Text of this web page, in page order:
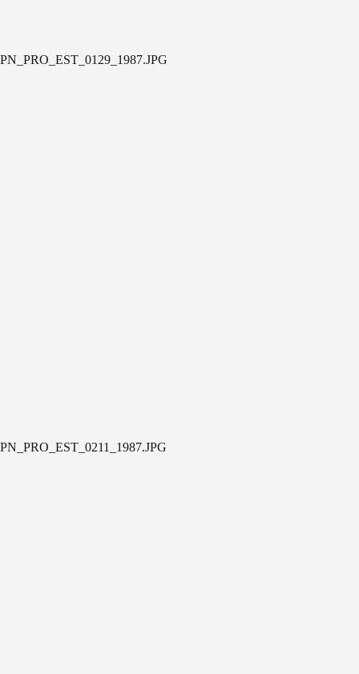
PN_PRO_EST_0129_1987.JPG
PN_PRO_EST_0211_1987.JPG